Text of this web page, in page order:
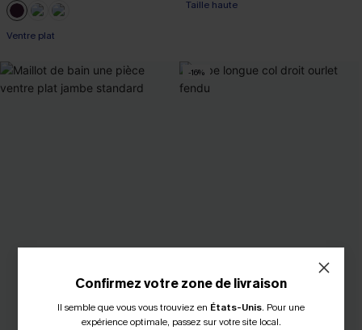
Ventre plat
Taille haute
-16%
Confirmez votre zone de livraison
Il semble que vous vous trouviez en États-Unis. Pour une
expérience optimale, passez sur votre site local.